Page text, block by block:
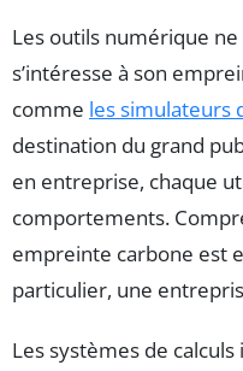
Les outils numérique
s’intéresse à son
comme les simulateurs
destination du grand
en entreprise, chaque
comportements.
empreinte carbone est
particulier, une
Les systèmes de